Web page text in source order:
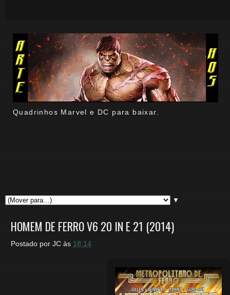
Quadrinhos Marvel e DC para baixar.
▼
HOMEM DE FERRO V6 20 IN E 21 (2014)
Postado por JC às 18:14